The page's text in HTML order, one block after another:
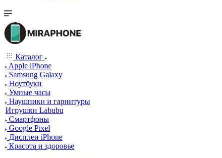
Каталог
Apple iPhone
Samsung Galaxy
Ноутбуки
Умные часы
Наушники и гарнитуры
Игрушки Labubu
Смартфоны
Google Pixel
Дисплеи iPhone
Красота и здоровье